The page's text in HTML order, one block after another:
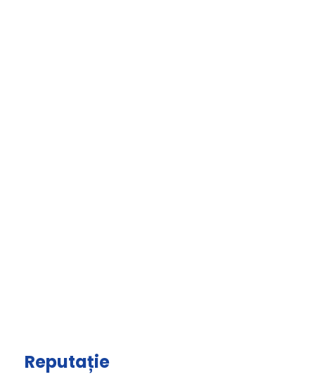
Reputație